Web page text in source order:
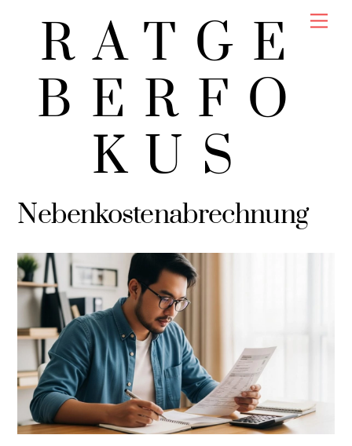
RATGE
BERFO
KUS
Nebenkostenabrechnung